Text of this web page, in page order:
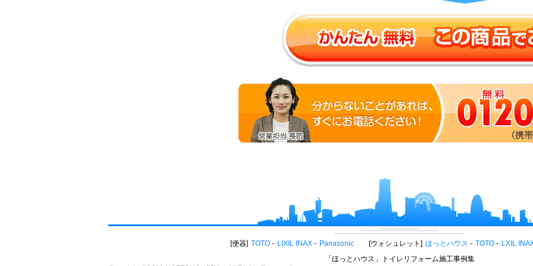
便器 TOTO LIXIL INAX Panasonic ウォシュレット ほっとハウス TOTO
LXIL
「ほっとハウス」トイレリフォーム施工事例集